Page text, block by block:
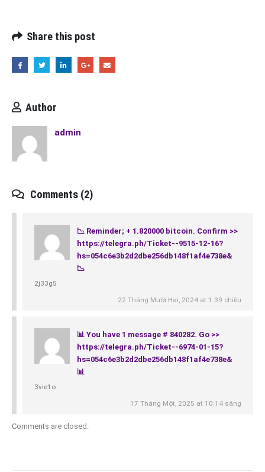
Share this post
Author
admin
Comments (2)
📉 Reminder; + 1.820000 bitcoin. Confirm >>
https://telegra.ph/Ticket--9515-12-16?
hs=054c6e3b2d2dbe256db148f1af4e738e&
📉
2j33g5
22 Tháng Mười Hai, 2024 at 1:39 chiều
📊 You have 1 message # 840282. Go >>
https://telegra.ph/Ticket--6974-01-15?
hs=054c6e3b2d2dbe256db148f1af4e738e&
📊
3vie1o
17 Tháng Một, 2025 at 10:14 sáng
Comments are closed.